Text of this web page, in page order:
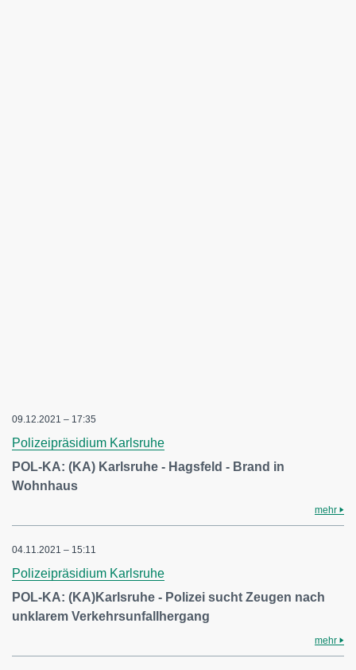
09.12.2021 – 17:35
Polizeipräsidium Karlsruhe
POL-KA: (KA) Karlsruhe - Hagsfeld - Brand in
Wohnhaus
mehr
04.11.2021 – 15:11
Polizeipräsidium Karlsruhe
POL-KA: (KA)Karlsruhe - Polizei sucht Zeugen nach
unklarem Verkehrsunfallhergang
mehr